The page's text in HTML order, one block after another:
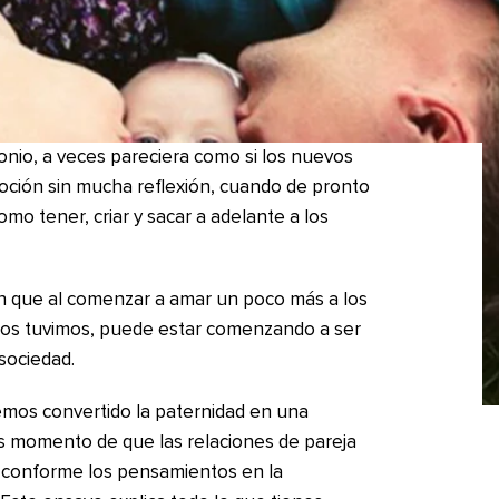
a veces pareciera como si los nuevos
sin mucha reflexión, cuando de pronto
tener, criar y sacar a adelante a los
al comenzar a amar un poco más a los
tuvimos, puede estar comenzando a ser
convertido la paternidad en una
momento de que las relaciones de pareja
los pensamientos en la